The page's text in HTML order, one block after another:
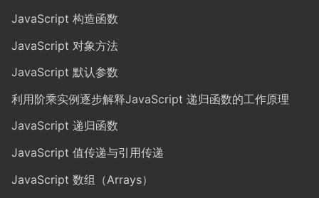
JavaScript 构造函数
JavaScript 对象方法
JavaScript 默认参数
利用阶乘实例逐步解释JavaScript 递归函数的工作原理
JavaScript 递归函数
JavaScript 值传递与引用传递
JavaScript 数组（Arrays）